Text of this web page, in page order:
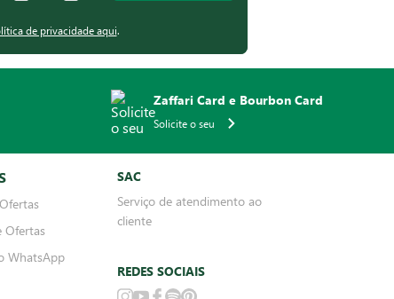
de privacidade aqui.
Zaffari Card e Bourbon Card
Solicite o seu
Ofertas
WhatsApp
SAC
Serviço de atendimento ao
cliente
REDES SOCIAIS